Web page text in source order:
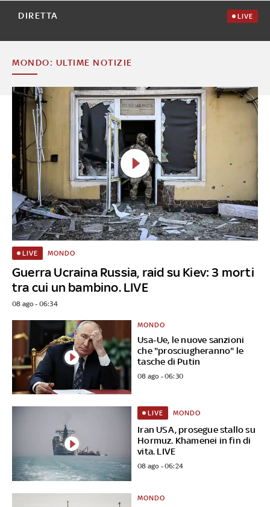
DIRETTA LIVE
MONDO: ULTIME NOTIZIE
Guerra Ucraina Russia, raid su Kiev: 3 morti
tra cui un bambino. LIVE
LIVE MONDO
08 ago - 06:34
Usa-Ue, le nuove sanzioni
che "prosciugheranno" le
tasche di Putin
MONDO
08 ago - 06:30
Iran USA, prosegue stallo su
Hormuz. Khamenei in fin di
vita. LIVE
LIVE MONDO
08 ago - 06:24
MONDO